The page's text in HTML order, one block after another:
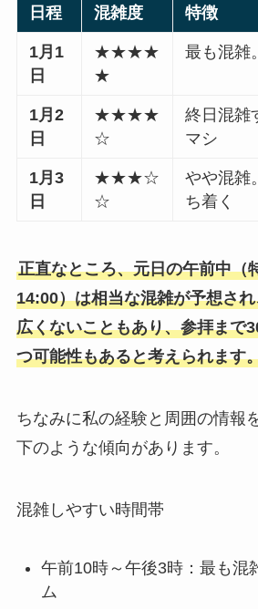
日程 混雑度 特徴
1月1
日
★★★★
★
最も混雑
1月2
日
★★★★
☆
終日混雑
マシ
1月3
日
★★★☆
☆
やや混雑
ち着く
正直なところ、元日の午前中（
14:00）は相当な混雑が予想さ
広くないこともあり、参拝まで
つ可能性もあると考えられます
ちなみに私の経験と周囲の情報
下のような傾向があります。
混雑しやすい時間帯
午前10時～午後3時：最も混
ム